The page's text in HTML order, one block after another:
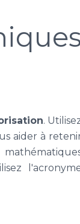
.
aider à